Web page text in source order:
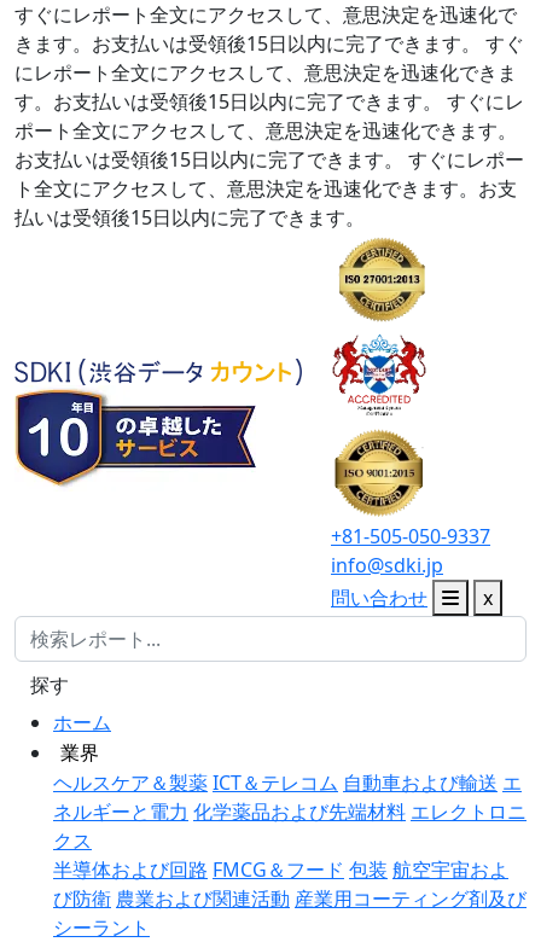
すぐにレポート全文にアクセスして、意思決定を迅速化で
きます。お支払いは受領後15日以内に完了できます。
すぐ
にレポート全文にアクセスして、意思決定を迅速化できま
す。お支払いは受領後15日以内に完了できます。
すぐにレ
ポート全文にアクセスして、意思決定を迅速化できます。
お支払いは受領後15日以内に完了できます。
すぐにレポー
ト全文にアクセスして、意思決定を迅速化できます。お支
払いは受領後15日以内に完了できます。
+81-505-050-9337
info@sdki.jp
問い合わせ
x
ホーム
業界
ヘルスケア＆製薬ICT＆テレコム 自動車および輸送 エ
ネルギーと電力 化学薬品および先端材料 エレクトロニ
クス
半導体および回路 FMCG＆フード 包装 航空宇宙およ
び防衛 農業および関連活動 産業用コーティング剤及び
シーラント
探す